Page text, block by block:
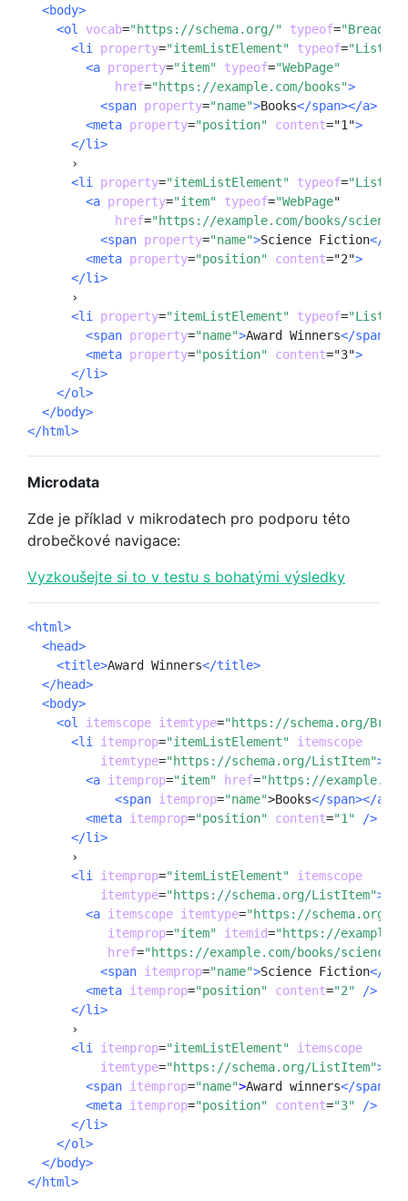
<body>
<ol
vocab="https://schema.org/" typeof=
<li
property="itemListElement" typeof=
<a property="item" typeof="WebPage"
href="https://example.com/books">
<span property="name">Books</span></a>
<meta property="position" content="1">
</li>
›
<li
property="itemListElement" typeof=
<a property="item" typeof="WebPage"
href="https://example.com/books/
<span property="name">Science Fiction</
<meta property="position" content="2">
</li>
›
<li property="itemListElement" typeof=
<span property="name">Award Winners</span>
<meta property="position" content="3">
</li>
</ol>
</body>
</html>
Microdata
Zde je příklad v mikrodatech pro podporu této
drobečkové navigace:
Vyzkoušejte si to v testu s bohatými výsledky
<html>
<head>
<title>Award Winners</title>
</head>
<body>
<ol
itemscope itemtype="https://schema.org/
<li
itemprop="itemListElement"
itemscope
itemtype="https://schema.org/ListItem">
<a itemprop="item" href="https://
<span itemprop="name">Books</span></a>
<meta itemprop="position" content="1" />
</li>
›
<li
itemprop="itemListElement"
itemscope
itemtype="https://schema.org/ListItem">
<a itemscope itemtype="https://schema.org/
itemprop="item" itemid="https://
href="https://example.com/books/
<span itemprop="name">Science Fiction</
<meta itemprop="position" content="2"
/>
</li>
›
<li
itemprop="itemListElement"
itemscope
itemtype="https://schema.org/ListItem">
<span itemprop="name">Award winners</span>
<meta itemprop="position" content="3" />
</li>
</ol>
</body>
</html>